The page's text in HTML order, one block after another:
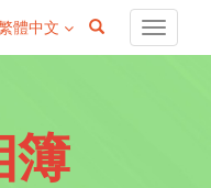
體中文
簿